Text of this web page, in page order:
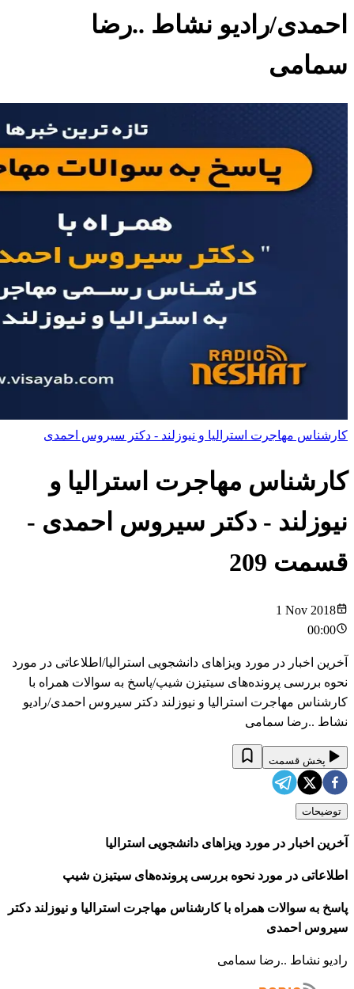
احمدی/رادیو نشاط ..رضا
سمامی
کارشناس مهاجرت استرالیا و نیوزلند - دکتر سیروس احمدی
کارشناس مهاجرت استرالیا و
نیوزلند - دکتر سیروس احمدی -
قسمت 209
1 Nov 2018
00:00
آخرین اخبار در مورد ویزاهای دانشجویی استرالیا/اطلاعاتی در مورد
نحوه بررسی پرونده‌های سیتیزن شیپ/پاسخ به سوالات همراه با
کارشناس مهاجرت استرالیا و نیوزلند دکتر سیروس احمدی/رادیو
نشاط ..رضا سمامی
پخش قسمت
توضیحات
آخرین اخبار در مورد ویزاهای دانشجویی استرالیا
اطلاعاتی در مورد نحوه بررسی پرونده‌های سیتیزن شیپ
پاسخ به سوالات همراه با کارشناس مهاجرت استرالیا و نیوزلند دکتر
سیروس احمدی
رادیو نشاط ..رضا سمامی